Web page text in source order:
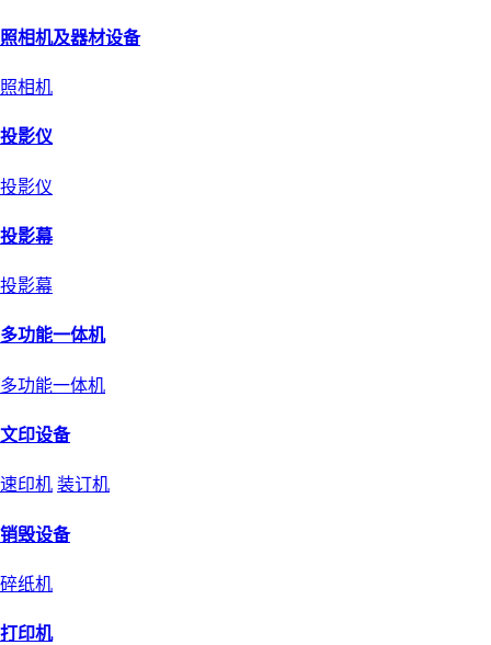
照相机及器材设备
照相机
投影仪
投影仪
投影幕
投影幕
多功能一体机
多功能一体机
文印设备
速印机 装订机
销毁设备
碎纸机
打印机